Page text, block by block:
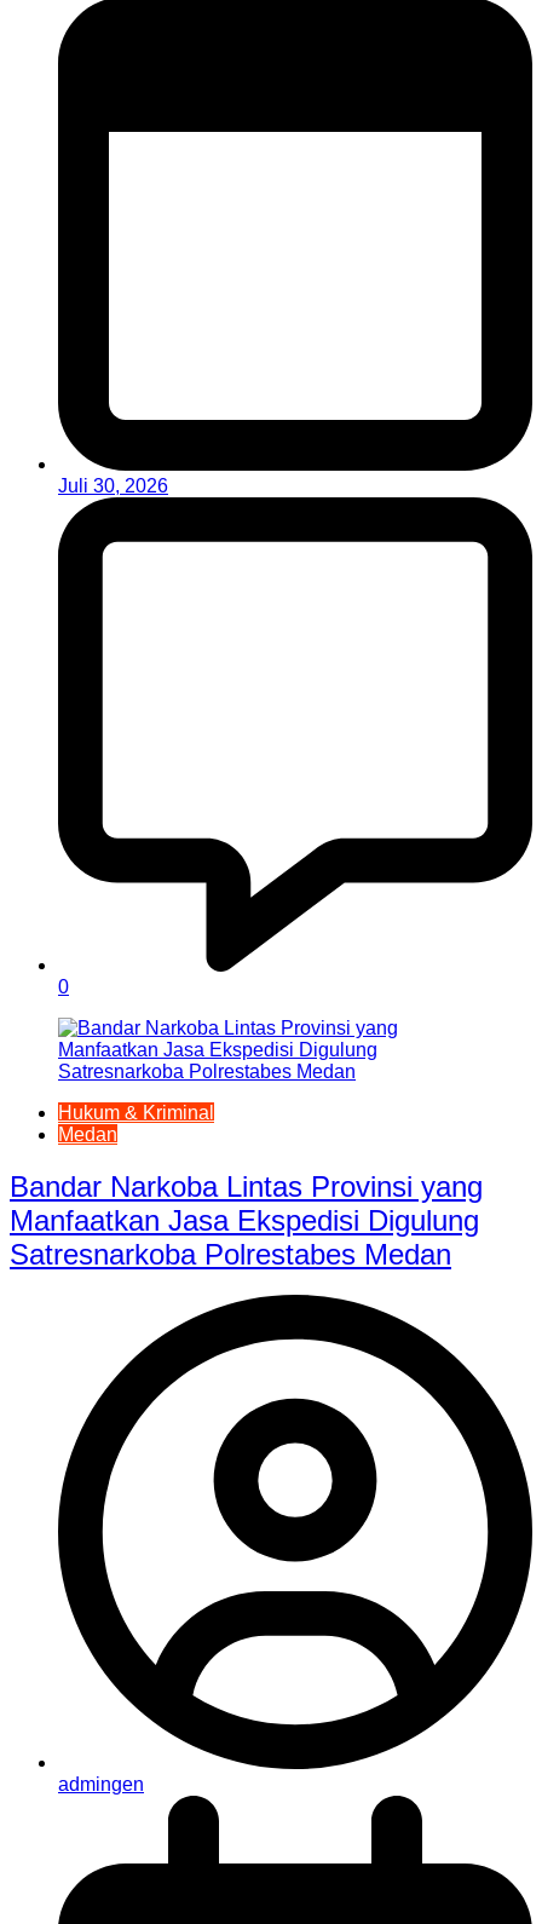
Juli 30, 2026
0
Hukum & Kriminal
Medan
Bandar Narkoba Lintas Provinsi yang
Manfaatkan Jasa Ekspedisi Digulung
Satresnarkoba Polrestabes Medan
admingen